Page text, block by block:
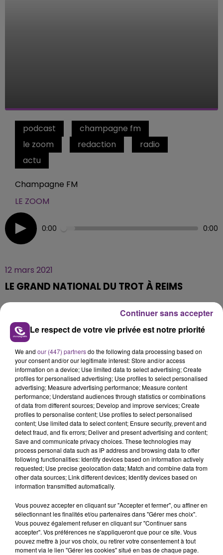
podcast
champagne fm
le zoom
redaction
radio
actu
Champagne FM
LE ZOOM
0:00 0:00
12 mars 2021
LE GRAND NATIONAL DU TROT À REIMS
Cette année le GNT s'est déroulé dans une ambiance
particulière en raison de la crise sanitaire. Frédéric
Ferraz, le président de l'hippodrome de Reims, est
dans le Zoom de Champagne FM.
TITRES DIFFUSÉS
4h56
4h56 4h54
4h54
Le respect de votre vie privée est notre priorité
We and our (447) partnersdo the following data processing based on
your consent and/or our legitimate interest: Store and/or access
information on a device; Use limited data to select advertising; Create
profiles for personalised advertising; Use profiles to select personalised
advertising; Measure advertising performance; Measure content
performance; Understand audiences through statistics or combinations
of data from different sources; Develop and improve services; Create
profiles to personalise content; Use profiles to select personalised
content; Use limited data to select content; Ensure security, prevent and
detect fraud, and fix errors; Deliver and present advertising and content;
Save and communicate privacy choices. These technologies may
process personal data such as IP address and browsing data to offer
following functionalities: Identify devices based on information actively
requested; Use precise geolocation data; Match and combine data from
other data sources; Link different devices; Identify devices based on
information transmitted automatically.
Vous pouvez accepter en cliquant sur "Accepter et fermer", ou affiner en
sélectionnant les finalités et/ou partenaires dans "Gérer mes choix".
Vous pouvez également refuser en cliquant sur "Continuer sans
accepter". Vos préférences ne s'appliqueront que pour ce site. Vous
pouvez mettre à jour vos choix, ou retirer votre consentement à tout
moment via le lien "Gérer les cookies" situé en bas de chaque page.
Continuer sans accepter